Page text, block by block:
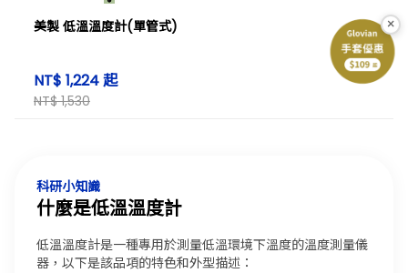
美製 低溫溫度計(單管式)
NT$ 1,224 起
NT$ 1,530
科研小知識
什麼是低溫溫度計
低溫溫度計是一種專用於測量低溫環境下溫度的溫度測量儀
器，以下是該品項的特色和外型描述：
×